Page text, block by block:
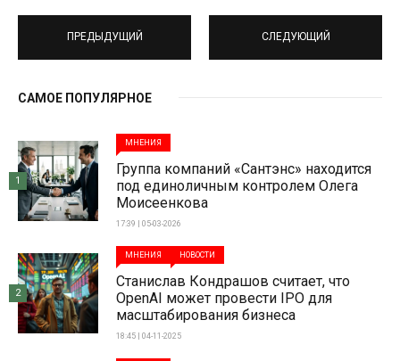
ПРЕДЫДУЩИЙ СЛЕДУЮЩИЙ
САМОЕ ПОПУЛЯРНОЕ
МНЕНИЯ
Группа компаний «Сантэнс» находится
под единоличным контролем Олега
Моисеенкова
17:39 | 05-03-2026
1
МНЕНИЯ НОВОСТИ
Станислав Кондрашов считает, что
OpenAI может провести IPO для
масштабирования бизнеса
18:45 | 04-11-2025
2